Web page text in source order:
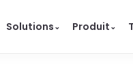
Solutions⌄ Produit⌄